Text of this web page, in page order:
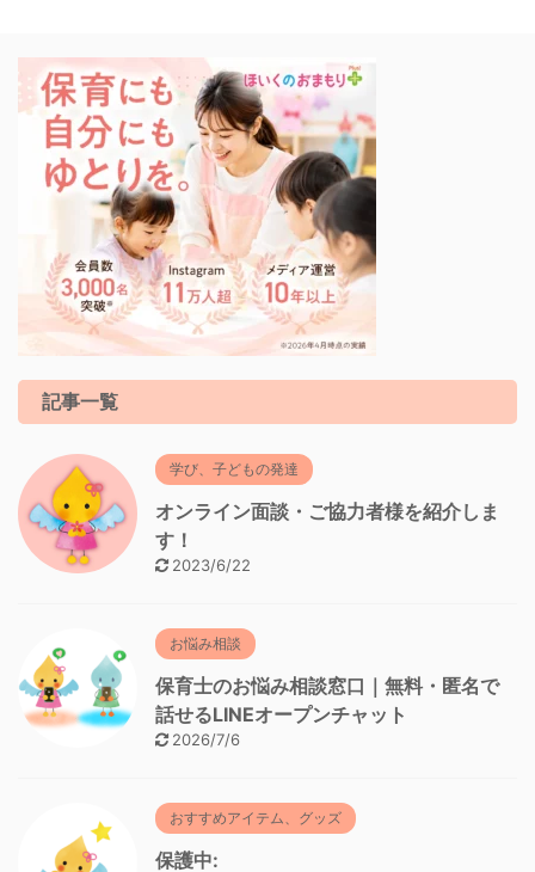
記事一覧
学び、子どもの発達
オンライン面談・ご協力者様を紹介しま
す！
2023/6/22
お悩み相談
保育士のお悩み相談窓口｜無料・匿名で
話せるLINEオープンチャット
2026/7/6
おすすめアイテム、グッズ
保護中: